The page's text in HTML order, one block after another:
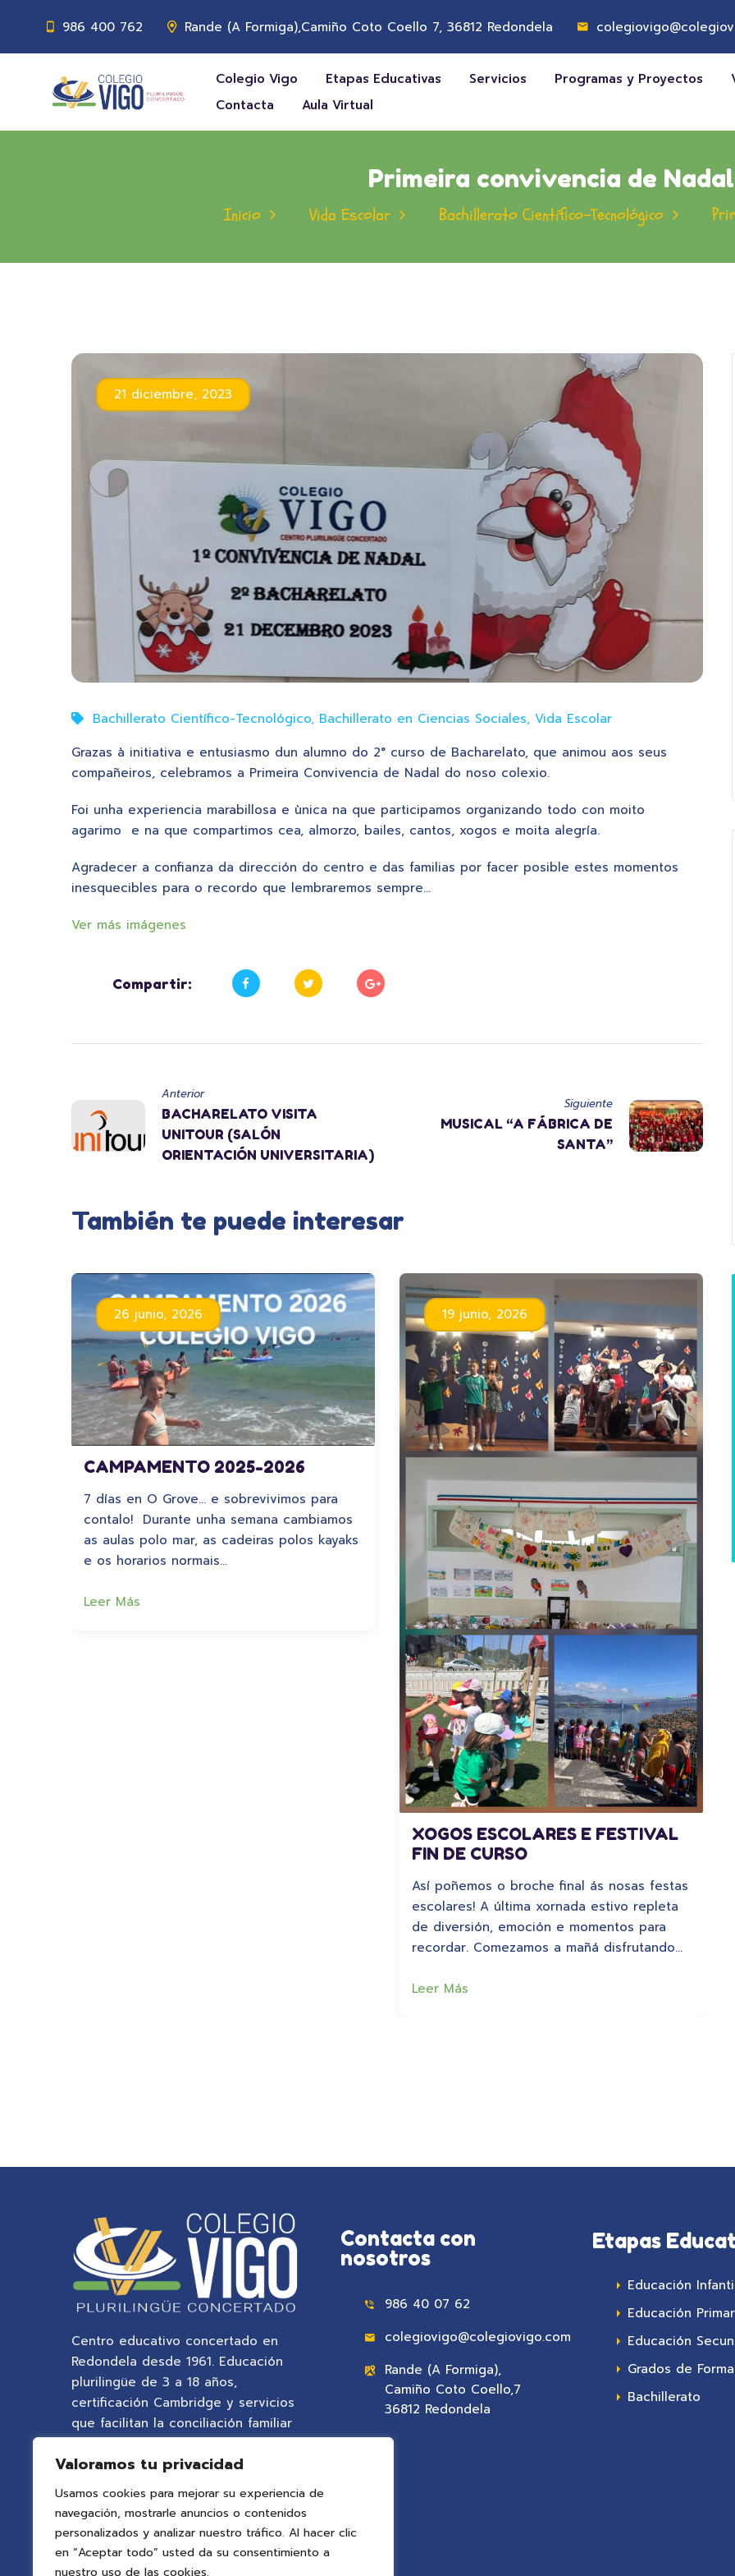
Valoramos tu privacidad
Usamos cookies para mejorar su experiencia de
navegación, mostrarle anuncios o contenidos
personalizados y analizar nuestro tráfico. Al hacer clic
en “Aceptar todo” usted da su consentimiento a
nuestro uso de las cookies.
986 400 762 Rande (A Formiga),Camiño Coto Coello 7, 36812 Redondela
Colegio Vigo Etapas Educativas Servicios Programas y Proyectos
Contacta
Aula Virtual
Primeira convivencia de Nadal
Inicio Vida Escolar Bachillerato Científico-Tecnológico
21 diciembre, 2023
Bachillerato Científico-Tecnológico, Bachillerato en Ciencias Sociales, Vida Escolar
Grazas à initiativa e entusiasmo dun alumno do 2° curso de Bacharelato, que animou aos seus
compañeiros, celebramos a Primeira Convivencia de Nadal do noso colexio.
Foi unha experiencia marabillosa e ùnica na que participamos organizando todo con moito
agarimo e na que compartimos cea, almorzo, bailes, cantos, xogos e moita alegría.
Agradecer a confianza da dirección do centro e das familias por facer posible estes momentos
inesquecibles para o recordo que lembraremos sempre…
Ver más imágenes
Compartir:
Anterior
BACHARELATO VISITA
UNITOUR (SALÓN
ORIENTACIÓN UNIVERSITARIA)
Siguiente
MUSICAL “A FÁBRICA DE
SANTA”
También te puede interesar
26 junio, 2026
CAMPAMENTO 2025-2026
7 días en O Grove… e sobrevivimos para
contalo! Durante unha semana cambiamos
as aulas polo mar, as cadeiras polos kayaks
e os horarios normais…
Leer Más
19 junio, 2026
XOGOS ESCOLARES E FESTIVAL
FIN DE CURSO
Así poñemos o broche final ás nosas festas
escolares! A última xornada estivo repleta
de diversión, emoción e momentos para
recordar. Comezamos a mañá disfrutando…
Leer Más
Centro educativo concertado en
Redondela desde 1961. Educación
plurilingüe de 3 a 18 años,
certificación Cambridge y servicios
que facilitan la conciliación familiar
Contacta con
nosotros
986 40 07 62
colegiovigo@colegiovigo.com
Rande (A Formiga),
Camiño Coto Coello,7
36812 Redondela
Etapas
Educación
Educación
Educación
Grados de
Bachillerato